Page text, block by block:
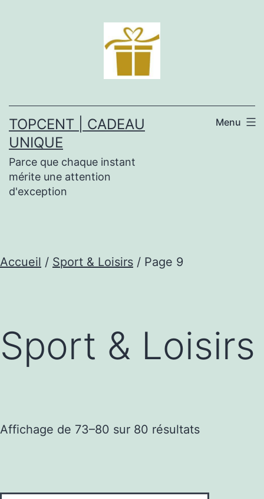
TOPCENT | CADEAU
UNIQUE
Parce que chaque instant
mérite une attention
d'exception
Menu
Accueil / Sport & Loisirs / Page 9
Sport & Loisirs
Affichage de 73–80 sur 80 résultatsTrié